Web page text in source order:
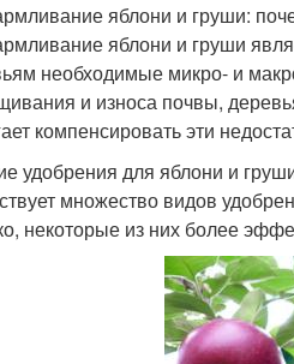
яблони и груши:
яблони и груши
необходимые микро- и
и износа почвы,
компенсировать эти
удобрения для яблони и
множество видов
некоторые из них более